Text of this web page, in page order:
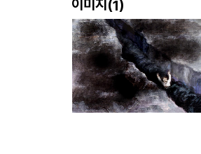
이미지(1)